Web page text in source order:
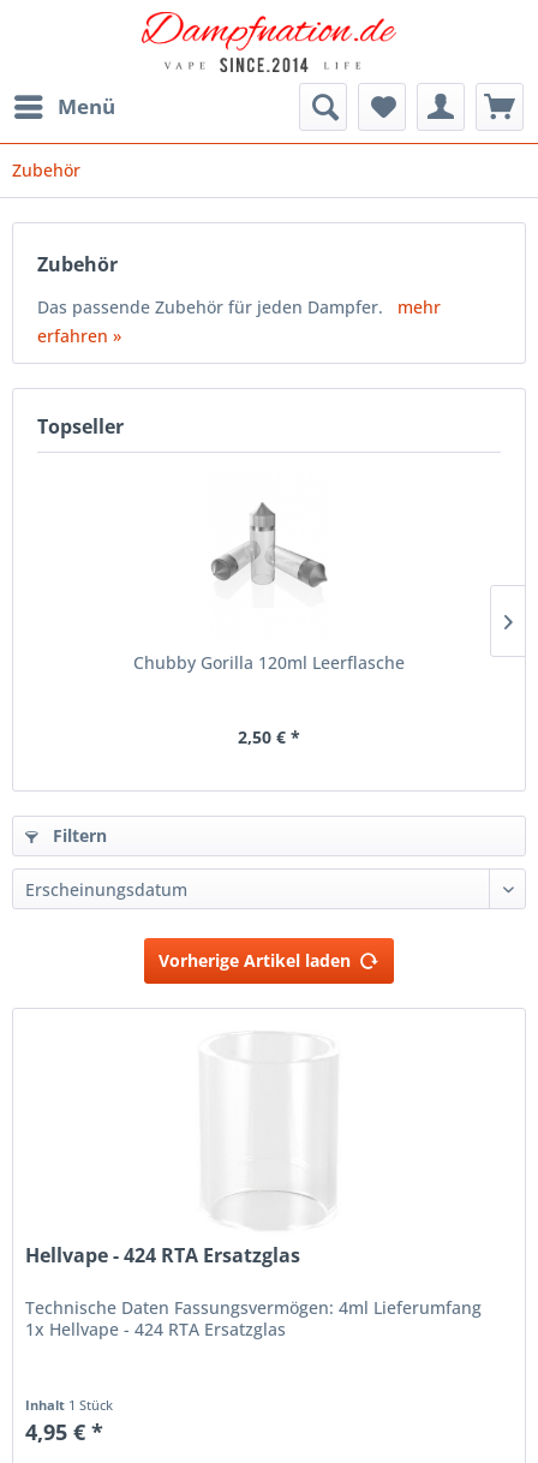
Menü
Zubehör
Zubehör
Das passende Zubehör für jeden Dampfer. mehr
erfahren »
Topseller
Chubby Gorilla 120ml Leerflasche
2,50 € *
Filtern
Vorherige Artikel laden
Hellvape - 424 RTA Ersatzglas
Technische Daten Fassungsvermögen: 4ml Lieferumfang
1x Hellvape - 424 RTA Ersatzglas
Inhalt 1 Stück
4,95 € *